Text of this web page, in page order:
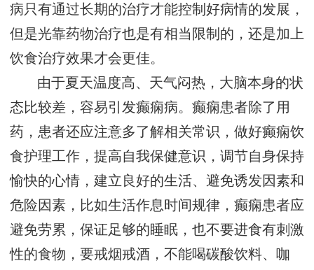
病只有通过长期的治疗才能控制好病情的发展，
但是光靠药物治疗也是有相当限制的，还是加上
饮食治疗效果才会更佳。
由于夏天温度高、天气闷热，大脑本身的状
态比较差，容易引发癫痫病。癫痫患者除了用
药，患者还应注意多了解相关常识，做好癫痫饮
食护理工作，提高自我保健意识，调节自身保持
愉快的心情，建立良好的生活、避免诱发因素和
危险因素，比如生活作息时间规律，癫痫患者应
避免劳累，保证足够的睡眠，也不要进食有刺激
性的食物，要戒烟戒酒，不能喝碳酸饮料、咖